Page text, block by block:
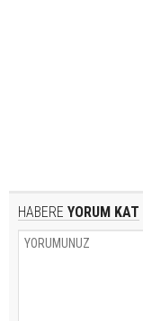
HABERE YORUM KAT